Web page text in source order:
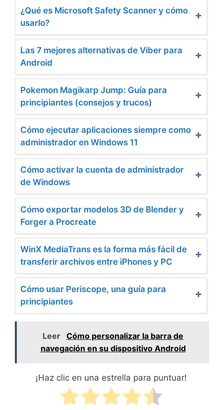
¿Qué es Microsoft Safety Scanner y cómo
usarlo?
Las 7 mejores alternativas de Viber para
Android
Pokemon Magikarp Jump: Guía para
principiantes (consejos y trucos)
Cómo ejecutar aplicaciones siempre como
administrador en Windows 11
Cómo activar la cuenta de administrador
de Windows
Cómo exportar modelos 3D de Blender y
Forger a Procreate
WinX MediaTrans es la forma más fácil de
transferir archivos entre iPhones y PC
Cómo usar Periscope, una guía para
principiantes
Leer Cómo personalizar la barra de
navegación en su dispositivo Android
¡Haz clic en una estrella para puntuar!